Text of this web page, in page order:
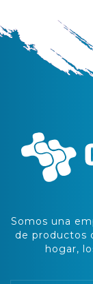
Somos una
de productos
hogar,